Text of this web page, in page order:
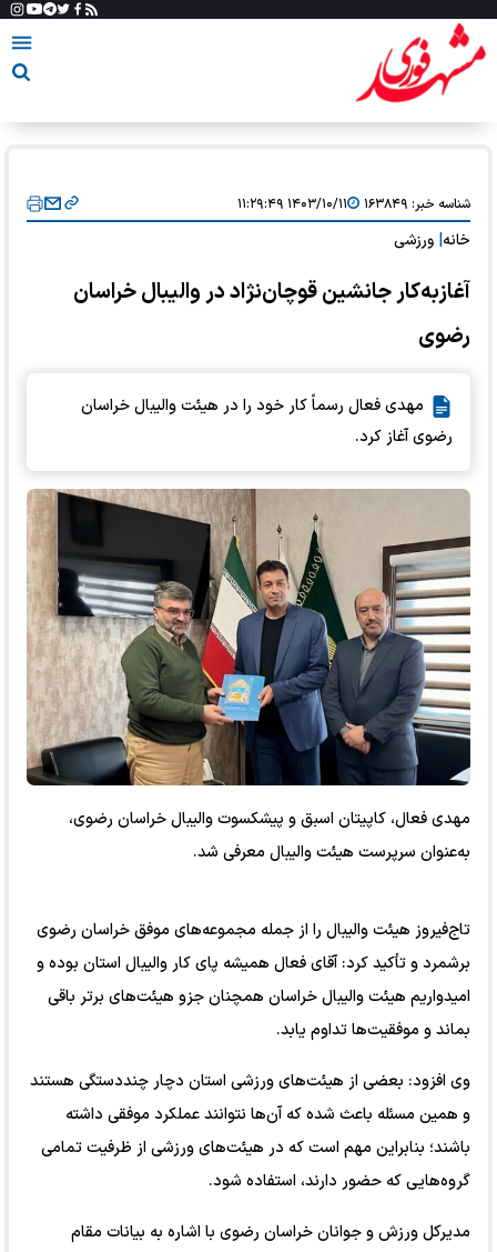
شناسه خبر: ۱۶۳۸۴۹ ۱۴۰۳/۱۰/۱۱ ۱۱:۲۹:۴۹
خانه ورزشی
آغازبه‌کار جانشین قوچان‌نژاد در والیبال خراسان
رضوی
مهدی فعال رسماً کار خود را در هیئت والیبال خراسان
رضوی آغاز کرد.
مهدی فعال، کاپیتان اسبق و پیشکسوت والیبال خراسان رضوی،
به‌عنوان سرپرست هیئت والیبال معرفی شد.
تاج‌فیروز هیئت والیبال را از جمله مجموعه‌های موفق خراسان رضوی
برشمرد و تأکید کرد: آقای فعال همیشه پای کار والیبال استان بوده و
امیدواریم هیئت والیبال خراسان همچنان جزو هیئت‌های برتر باقی
بماند و موفقیت‌ها تداوم یابد.
وی افزود: بعضی از هیئت‌های ورزشی استان دچار چنددستگی هستند
و همین مسئله باعث شده که آن‌ها نتوانند عملکرد موفقی داشته
باشند؛ بنابراین مهم است که در هیئت‌های ورزشی از ظرفیت تمامی
گروه‌هایی که حضور دارند، استفاده شود.
مدیرکل ورزش و جوانان خراسان رضوی با اشاره به بیانات مقام